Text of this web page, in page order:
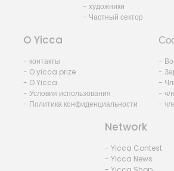
- художники
- Частный сектор
O Yicca
- контакты
- O yicca prize
- O Yicca
- Условия использования
- Политика конфиденциальности
-
-
-
-
-
Network
- Yicca Contest
- Yicca News